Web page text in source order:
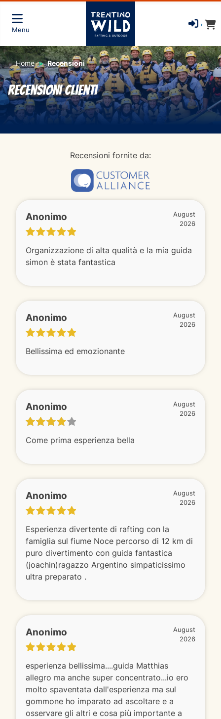
Menu
Home Recensioni
Recensioni clienti
Recensioni fornite da:
Anonimo
August
2026
Organizzazione di alta qualità e la mia guida
simon è stata fantastica
Anonimo
August
2026
Bellissima ed emozionante
Anonimo
August
2026
Come prima esperienza bella
Anonimo
August
2026
Esperienza divertente di rafting con la
famiglia sul fiume Noce percorso di 12 km di
puro divertimento con guida fantastica
(joachin)ragazzo Argentino simpaticissimo
ultra preparato .
Anonimo
August
2026
esperienza bellissima....guida Matthias
allegro ma anche super concentrato...io ero
molto spaventata dall'esperienza ma sul
gommone ho imparato ad ascoltare e a
osservare gli altri e cosa più importante a